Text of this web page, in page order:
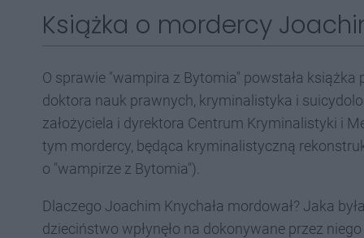
Książka o mordercy
O sprawie "wampira z Bytomia" powstała
doktora nauk prawnych, kryminalistyka i
założyciela i dyrektora Centrum Kryminalistyki i
tym mordercy, będąca kryminalistyczną
o "wampirze z Bytomia").
Dlaczego Joachim Knychała mordował? Jaka
dzieciństwo wpłynęło na dokonywane przez